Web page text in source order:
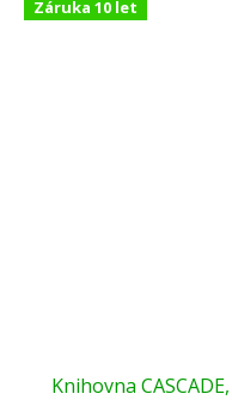
Záruka 10 let
Knihovna